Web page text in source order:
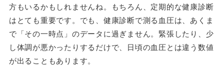
方もいるかもしれませんね。もちろん、定期的な健康診断
はとても重要です。でも、健康診断で測る血圧は、あくま
で「その一時点」のデータに過ぎません。緊張したり、少
し体調が悪かったりするだけで、日頃の血圧とは違う数値
が出ることもあります。